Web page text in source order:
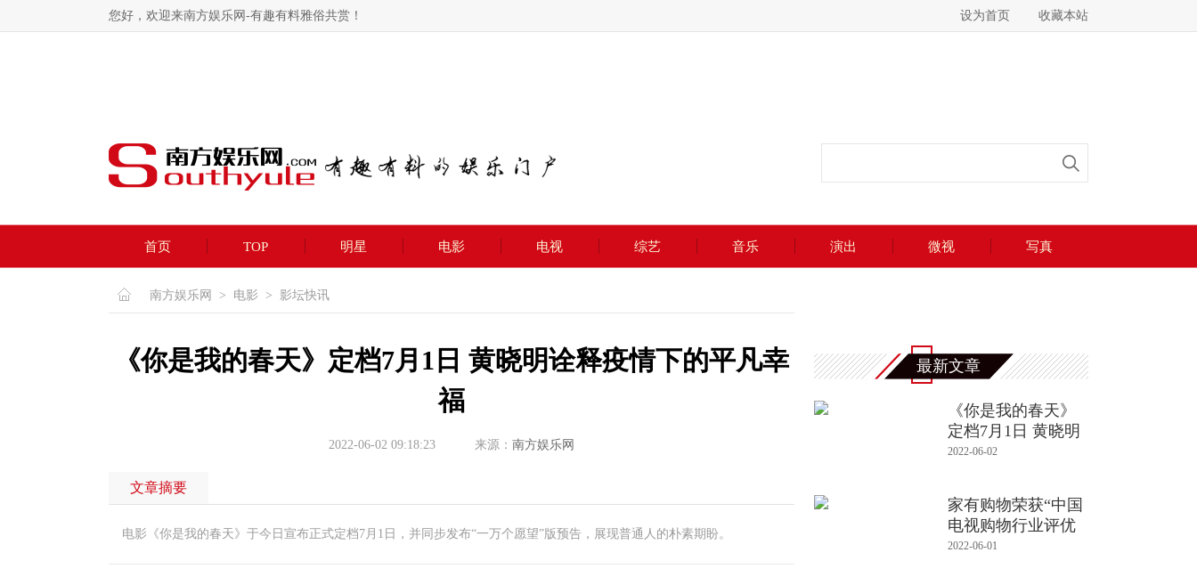
您好，欢迎来南方娱乐网-有趣有料雅俗共赏！ 设为首页 收藏本站
首页 TOP 明星 电影 电视 综艺 音乐 演出 微视 写真
南方娱乐网 > 电影 > 影坛快讯
《你是我的春天》定档7月1日 黄晓明诠释疫情下的平凡幸
福
2022-06-02 09:18:23 来源： 南方娱乐网
文章摘要
电影《你是我的春天》于今日宣布正式定档7月1日，并同步发布“一万个愿望”版预告，展现普通人的朴素期盼。
最新文章
《你是我的春天》
定档7月1日 黄晓明
诠释疫
2022-06-02
家有购物荣获“中国
电视购物行业评优
工作”
2022-06-01